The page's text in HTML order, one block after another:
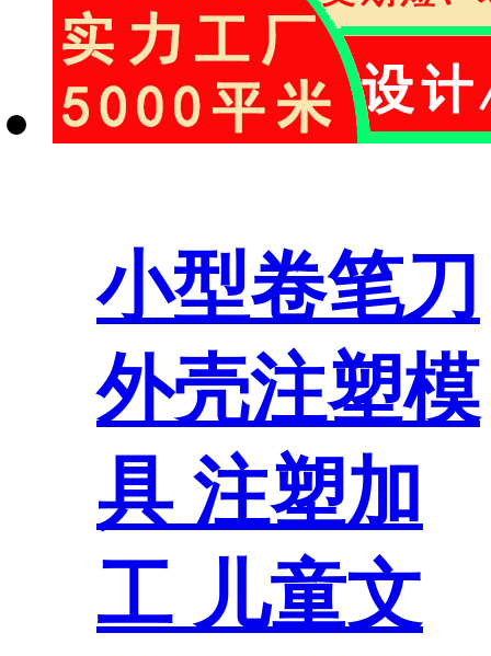
小型卷笔刀
外壳注塑模
具 注塑加
工 儿童文